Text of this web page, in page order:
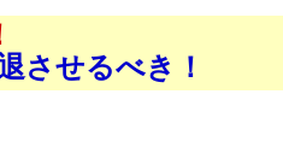
させるべき！